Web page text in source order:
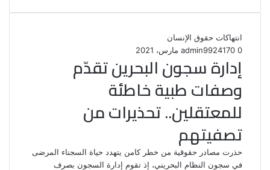
انتهاكات حقوق الإنسان
admin9924 مارس، 2021 0
إدارة سجون البحرين تقدّم
وصفات طبية خاطئة
للمعتقلين.. تحذيرات من
تصفيتهم
حذرت مصادر حقوقية من خطر كامن يتهدد حياة السجناء المرضى
في سجون النظام البحريني، إذ تقوم إدارة السجون بصرف